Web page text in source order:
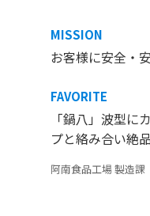
MISSION
お客様に安全・
FAVORITE
「鍋八」波型に
プと絡み合い絶品
阿南食品工場 製造課